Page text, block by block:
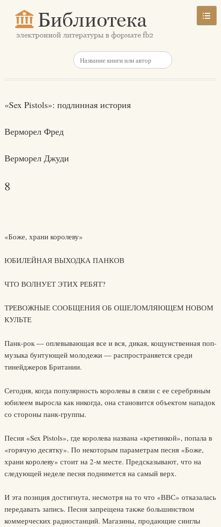
«Sex Pistols»: подлинная история
Верморел Фред
Верморел Джуди
8
«Боже, храни королеву»
ЮБИЛЕЙНАЯ ВЫХОДКА ПАНКОВ
ЧТО ВОЛНУЕТ ЭТИХ РЕБЯТ?
ТРЕВОЖНЫЕ СООБЩЕНИЯ ОБ ОШЕЛОМЛЯЮЩЕМ НОВОМ
КУЛЬТЕ
Панк-рок — оплевывающая все и вся, дикая, кощунственная поп-
музыка бунтующей молодежи — распространяется среди
тинейджеров Британии.
Сегодня, когда популярность королевы в связи с ее серебряным
юбилеем выросла как никогда, она становится объектом нападок
со стороны панк-группы.
Песня «Sex Pistols», где королева названа «кретинкой», попала в
«горячую десятку». По некоторым параметрам песня «Боже,
храни королеву» стоит на 2-м месте. Предсказывают, что на
следующей неделе песня поднимется на самый верх.
И эта позиция достигнута, несмотря на то что «ВВС» отказалась
передавать запись. Песня запрещена также большинством
коммерческих радиостанций. Магазины, продающие синглы